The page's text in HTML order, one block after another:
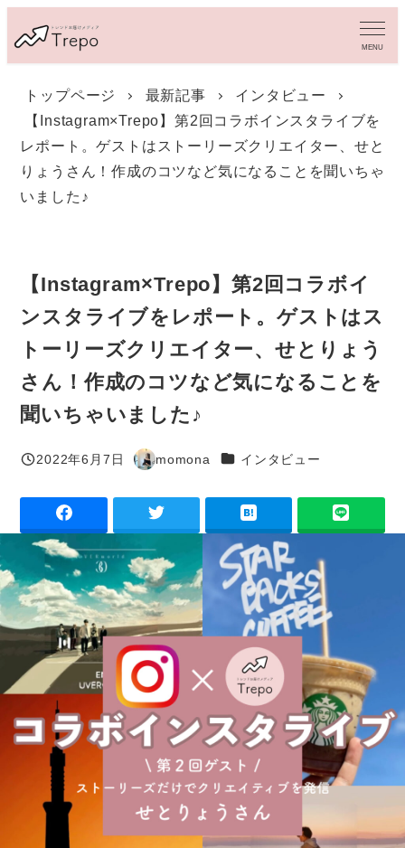
イ
MENU
トップページ 最新記事
インタビュー
【Instagram×Trepo】第2回コラボインスタライブを
レポート。ゲストはストーリーズクリエイター、せと
りょうさん！作成のコツなど気になることを聞いちゃ
いました♪
【Instagram×Trepo】第2回コラボイ
ンスタライブをレポート。ゲストはス
トーリーズクリエイター、せとりょう
さん！作成のコツなど気になることを
聞いちゃいました♪
投稿日
2022年6月7日
著
momona カテゴリー
インタビュー